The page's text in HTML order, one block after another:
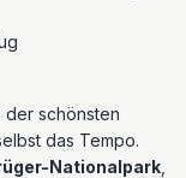
der schönsten
das Tempo.
Nationalpark